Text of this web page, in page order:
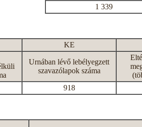
1 339
KE
Urnában lévő lebélyegzett
szavazólapok száma
918